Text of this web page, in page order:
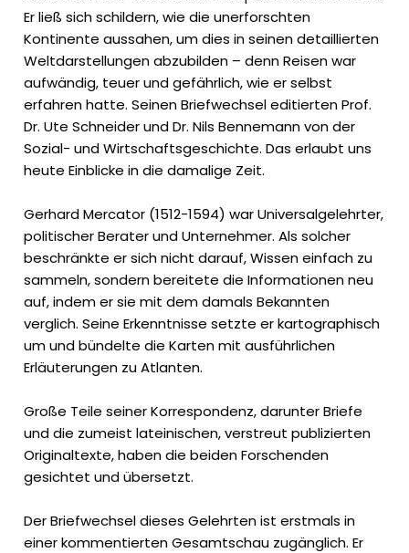
Er ließ sich schildern, wie die unerforschten
Kontinente aussahen, um dies in seinen detaillierten
Weltdarstellungen abzubilden – denn Reisen war
aufwändig, teuer und gefährlich, wie er selbst
erfahren hatte. Seinen Briefwechsel editierten Prof.
Dr. Ute Schneider und Dr. Nils Bennemann von der
Sozial- und Wirtschaftsgeschichte. Das erlaubt uns
heute Einblicke in die damalige Zeit.
Gerhard Mercator (1512-1594) war Universalgelehrter,
politischer Berater und Unternehmer. Als solcher
beschränkte er sich nicht darauf, Wissen einfach zu
sammeln, sondern bereitete die Informationen neu
auf, indem er sie mit dem damals Bekannten
verglich. Seine Erkenntnisse setzte er kartographisch
um und bündelte die Karten mit ausführlichen
Erläuterungen zu Atlanten.
Große Teile seiner Korrespondenz, darunter Briefe
und die zumeist lateinischen, verstreut publizierten
Originaltexte, haben die beiden Forschenden
gesichtet und übersetzt.
Der Briefwechsel dieses Gelehrten ist erstmals in
einer kommentierten Gesamtschau zugänglich. Er